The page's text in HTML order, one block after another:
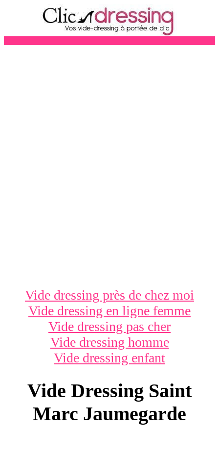
Vide dressing près de chez moi
Vide dressing en ligne femme
Vide dressing pas cher
Vide dressing homme
Vide dressing enfant
Vide Dressing Saint
Marc Jaumegarde